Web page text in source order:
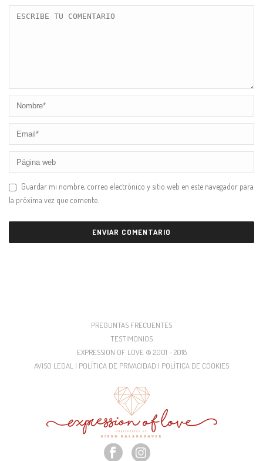
Guardar mi nombre, correo electrónico y sitio web en este navegador para
la próxima vez que comente.
PREGUNTAS FRECUENTES
TESTIMONIOS
EXPRESSION OF LOVE © 2001 - 2018
AVISO LEGAL | POLÍTICA DE PRIVACIDAD | POLÍTICA DE COOKIES